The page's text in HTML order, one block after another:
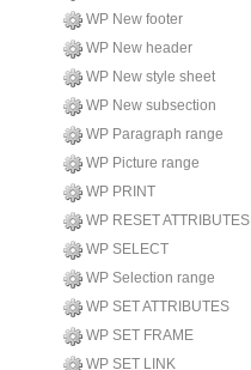
WP New footer
WP New header
WP New style sheet
WP New subsection
WP Paragraph range
WP Picture range
WP PRINT
WP RESET ATTRIBUTES
WP SELECT
WP Selection range
WP SET ATTRIBUTES
WP SET FRAME
WP SET LINK